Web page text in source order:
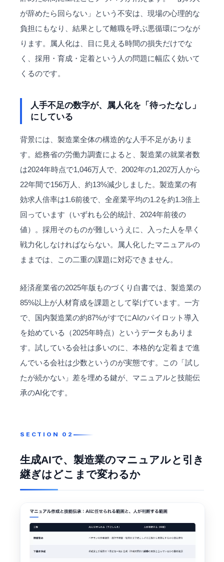
が辞めたら回らない」という不安は、現場の心理的な
負担にもなり、結果として離職を呼ぶ悪循環につなが
ります。属人化は、目に見える時間の損失だけでな
く、採用・育成・定着という人の問題に幅広く効いて
くるのです。
人手不足の数字が、属人化を「待ったなし」
にしている
背景には、製造業全体の構造的な人手不足がありま
す。総務省の労働力調査によると、製造業の就業者数
は2024年時点で1,046万人で、2002年の1,202万人から
22年間で156万人、約13%減少しました。製造業の有
効求人倍率は1.6前後で、全産業平均の1.2を約1.3倍上
回っています（いずれも公的統計、2024年前後の
値）。採用そのものが難しいうえに、入った人を早く
戦力化しなければならない。属人化したマニュアルの
ままでは、この二重の課題に対応できません。
経済産業省の2025年版ものづくり白書では、製造業の
85%以上が人材育成を課題として挙げています。一方
で、国内製造業の約87%がすでにAIのパイロット導入
を始めている（2025年時点）というデータもありま
す。試している会社は多いのに、本格的な定着まで進
んでいる会社は少数というのが実態です。この「試し
たが続かない」差を埋める鍵が、マニュアルと技能伝
承のAI化です。
生成AIで、製造業のマニュアルと引き
継ぎはどこまで変わるか